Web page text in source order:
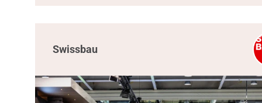
Swissbau